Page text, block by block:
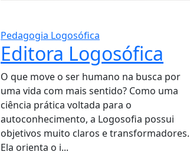
Pedagogia Logosófica
Editora Logosófica
O que move o ser humano na busca por
uma vida com mais sentido? Como uma
ciência prática voltada para o
autoconhecimento, a Logosofia possui
objetivos muito claros e transformadores.
Ela orienta o i...